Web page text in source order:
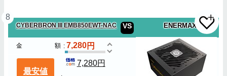
8
CYBERBRON III EMB850EWT-NAC VS ENERMAX
金額 7,280
最安値
7,280円